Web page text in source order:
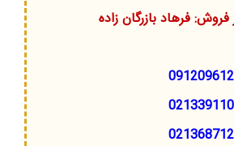
فرهاد بازرگان زاده